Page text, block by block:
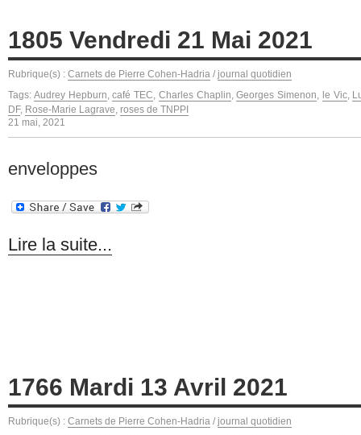
1805 Vendredi 21 Mai 2021
Rubrique(s) : Carnets de Pierre Cohen-Hadria / journal quotidien
Tags: Audrey Hepburn ,café TEC Charles Chaplin ,Georges Simenon le Vic,
DF, Rose-Marie Lagrave roses de TNPPI
21 mai, 2021
enveloppes
Lire la suite...
1766 Mardi 13 Avril 2021
Rubrique(s) : Carnets de Pierre Cohen-Hadria / journal quotidien